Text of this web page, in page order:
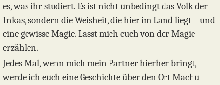
es, was ihr studiert. Es ist nicht unbedingt das Volk der
Inkas, sondern die Weisheit, die hier im Land liegt – und
eine gewisse Magie. Lasst mich euch von der Magie
erzählen.
Jedes Mal, wenn mich mein Partner hierher bringt,
werde ich euch eine Geschichte über den Ort Machu